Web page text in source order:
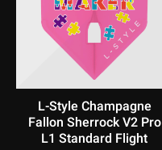
L-Style Champagne
Fallon Sherrock V2 Pro
L1 Standard Flight